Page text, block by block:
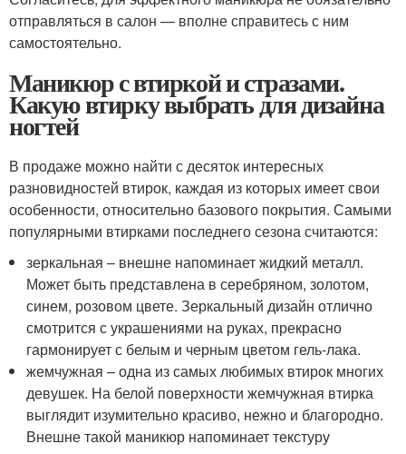
отправляться в салон — вполне справитесь с ним
самостоятельно.
Маникюр с втиркой и стразами.
Какую втирку выбрать для дизайна
ногтей
В продаже можно найти с десяток интересных
разновидностей втирок, каждая из которых имеет свои
особенности, относительно базового покрытия. Самыми
популярными втирками последнего сезона считаются:
зеркальная – внешне напоминает жидкий металл.
Может быть представлена в серебряном, золотом,
синем, розовом цвете. Зеркальный дизайн отлично
смотрится с украшениями на руках, прекрасно
гармонирует с белым и черным цветом гель-лака.
жемчужная – одна из самых любимых втирок многих
девушек. На белой поверхности жемчужная втирка
выглядит изумительно красиво, нежно и благородно.
Внешне такой маникюр напоминает текстуру